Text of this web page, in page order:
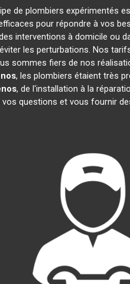
de plombiers expérimentés
pour répondre à vos
interventions à domicile ou
les perturbations. Nos
sommes fiers de nos
, les plombiers étaient très
, de l'installation à la
questions et vous fournir